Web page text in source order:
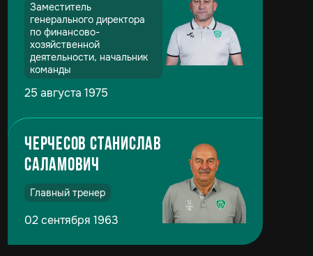
Заместитель
генерального директора
по финансово-
хозяйственной
деятельности, начальник
команды
25 августа 1975
Черчесов Станислав
Саламович
Главный тренер
02 сентября 1963